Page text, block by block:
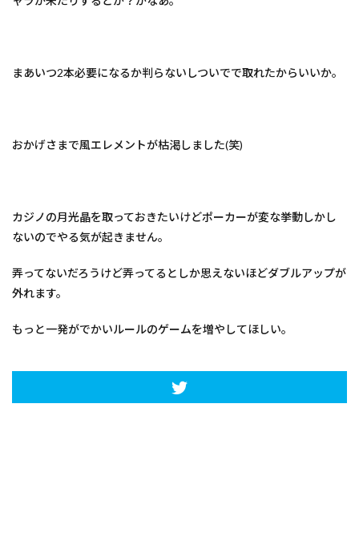
まあいつ2本必要になるか判らないしついでで取れたからいいか。
おかげさまで風エレメントが枯渇しました(笑)
カジノの月光晶を取っておきたいけどポーカーが変な挙動しかし
ないのでやる気が起きません。
弄ってないだろうけど弄ってるとしか思えないほどダブルアップが
外れます。
もっと一発がでかいルールのゲームを増やしてほしい。